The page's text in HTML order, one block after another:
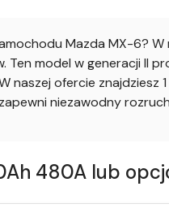
Mazda MX-6?
model w generacji II
naszej ofercie
niezawodny
480A lub